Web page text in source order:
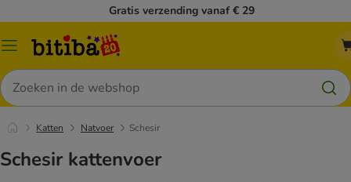
Gratis verzending vanaf € 29
Catalogusmenu
Zoeken
Katten Natvoer Schesir
Schesir kattenvoer